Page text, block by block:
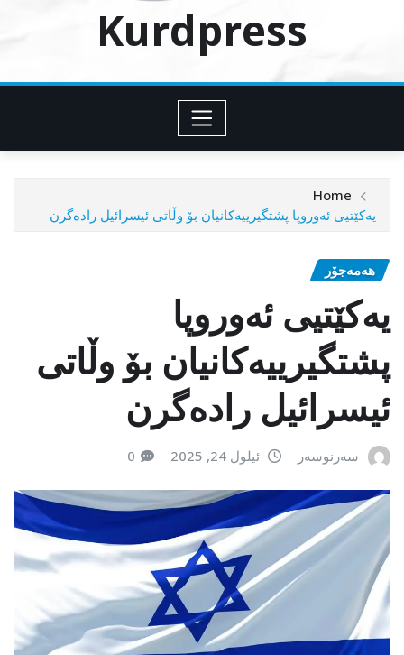
Kurdpress
Home
یەکێتیی ئەوروپا پشتگیرییەکانیان بۆ وڵاتی ئیسرائیل رادەگرن
هەمەجۆر
یەکێتیی ئەوروپا
پشتگیرییەکانیان بۆ وڵاتی
ئیسرائیل رادەگرن
سەرنوسەر ئیلول 24, 2025 0